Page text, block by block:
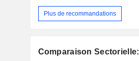
Plus de recommandations
Comparaison Sectorielle: